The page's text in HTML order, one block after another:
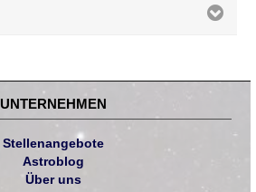
UNTERNEHMEN
Stellenangebote
Astroblog
Über uns